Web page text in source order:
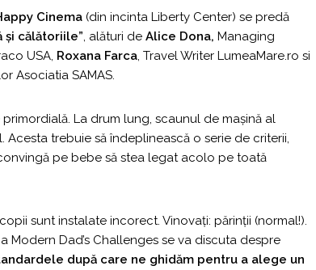
Cinema (din incinta Liberty Center) se predă
și călătoriile”, alături de Alice Dona, Managing
USA, Roxana Farca, Travel Writer LumeaMare.ro si
Asociatia SAMAS.
La drum lung, scaunul de mașină al
trebuie să îndeplinească o serie de criterii,
pe bebe să stea legat acolo pe toată
sunt instalate incorect. Vinovați: părinții (normal!).
Dad’s Challenges se va discuta despre
după care ne ghidăm pentru a alege un